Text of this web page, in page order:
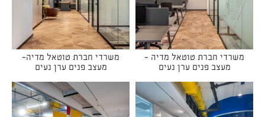
משרדי חברת טוטאל מדיה -
מעצב פנים ערן נעים
משרדי חברת טוטאל מדיה-
מעצב פנים ערן נעים